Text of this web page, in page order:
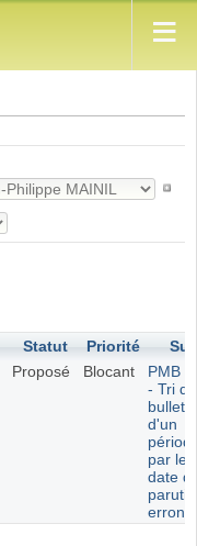
Statut Priorité
Proposé Blocant
PMB
- Tri
d'un
par
date
erroné